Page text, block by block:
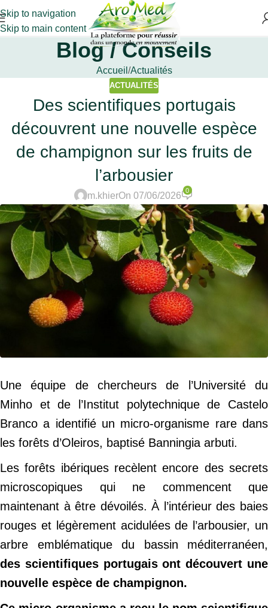
Skip to navigation
Skip to main content
Blog / Conseils
Accueil Actualités
ACTUALITÉS
Des scientifiques portugais
découvrent une nouvelle espèce
de champignon sur les fruits de
l’arbousier
m.khierOn 07/06/2026
0
Une équipe de chercheurs de l’Université du
Minho et de l’Institut polytechnique de Castelo
Branco a identifié un micro-organisme rare dans
les forêts d’Oleiros, baptisé Banningia arbuti.
Les forêts ibériques recèlent encore des secrets
microscopiques qui ne commencent que
maintenant à être dévoilés. À l’intérieur des baies
rouges et légèrement acidulées de l’arbousier, un
arbre emblématique du bassin méditerranéen,
des scientifiques portugais ont découvert une
nouvelle espèce de champignon.